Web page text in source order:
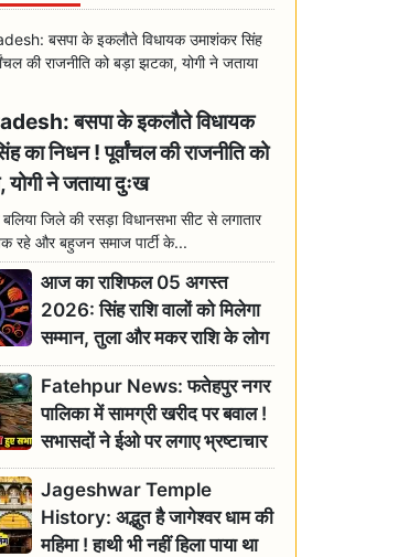
बसपा के इकलौते विधायक
का निधन ! पूर्वांचल की राजनीति को
ने जताया दुःख
जिले की रसड़ा विधानसभा सीट से लगातार
रहे और बहुजन समाज पार्टी के...
आज का राशिफल 05 अगस्त
2026: सिंह राशि वालों को मिलेगा
सम्मान, तुला और मकर राशि के लोग
रहें सतर्क
Fatehpur News: फतेहपुर नगर
पालिका में सामग्री खरीद पर बवाल !
सभासदों ने ईओ पर लगाए भ्रष्टाचार
के गंभीर आरोप
Jageshwar Temple
History: अद्भुत है जागेश्वर धाम की
महिमा ! हाथी भी नहीं हिला पाया था